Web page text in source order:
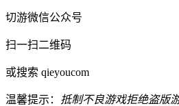
切游微信公众号
扫一扫二维码
或搜索 qieyoucom
温馨提示： 抵制不良游戏拒绝盗版